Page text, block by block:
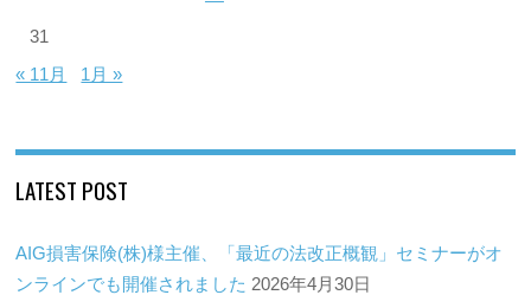
31
« 11月
1月 »
LATEST POST
AIG損害保険(株)様主催、「最近の法改正概観」セミナーがオ
ンラインでも開催されました 2026年4月30日